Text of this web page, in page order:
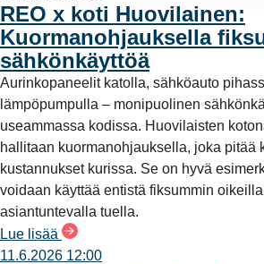
REO x koti Huovilainen:
Kuormanohjauksella
sähkönkäyttöä
Aurinkopaneelit katolla, sähköauto
lämpöpumpulla – monipuolinen
useammassa kodissa. Huovilaisten
hallitaan kuormanohjauksella, joka pitää
kustannukset kurissa. Se on hyvä
voidaan käyttää entistä fiksummin
asiantuntevalla tuella.
Lue lisää
11.6.2026 12:00